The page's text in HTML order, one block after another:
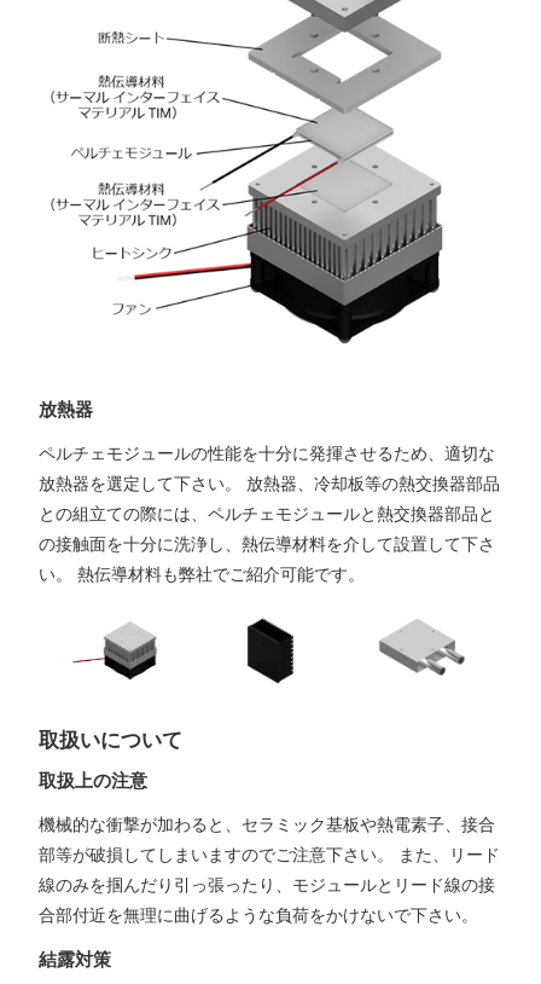
放熱器
ペルチェモジュールの性能を十分に発揮させるため、適切な
放熱器を選定して下さい。 放熱器、冷却板等の熱交換器部品
との組立ての際には、ペルチェモジュールと熱交換器部品と
の接触面を十分に洗浄し、熱伝導材料を介して設置して下さ
い。 熱伝導材料も弊社でご紹介可能です。
取扱いについて
取扱上の注意
機械的な衝撃が加わると、セラミック基板や熱電素子、接合
部等が破損してしまいますのでご注意下さい。 また、リード
線のみを掴んだり引っ張ったり、モジュールとリード線の接
合部付近を無理に曲げるような負荷をかけないで下さい。
結露対策